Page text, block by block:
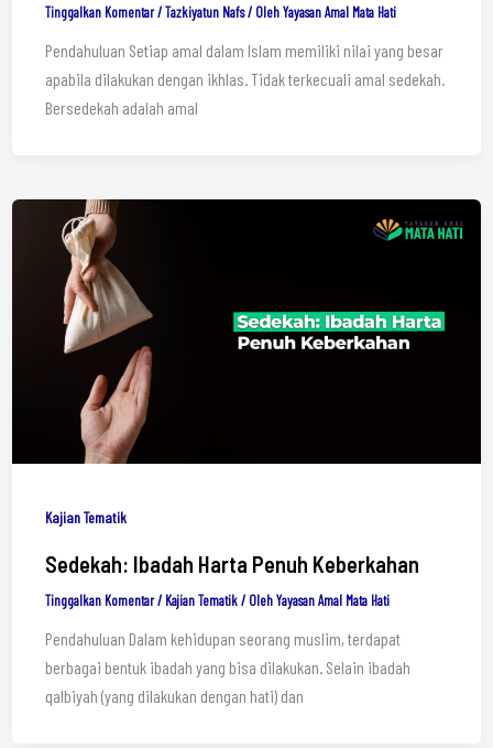
Tinggalkan Komentar /Tazkiyatun Nafs/ OlehYayasan Amal Mata Hati
Pendahuluan Setiap amal dalam Islam memiliki nilai yang besar
apabila dilakukan dengan ikhlas. Tidak terkecuali amal sedekah.
Bersedekah adalah amal
Kajian Tematik
Sedekah: Ibadah Harta Penuh Keberkahan
Tinggalkan Komentar / Kajian Tematik/ OlehYayasan Amal Mata Hati
Pendahuluan Dalam kehidupan seorang muslim, terdapat
berbagai bentuk ibadah yang bisa dilakukan. Selain ibadah
qalbiyah (yang dilakukan dengan hati) dan